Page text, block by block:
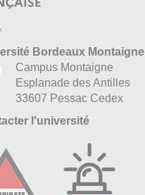
Bordeaux Montaigne
Campus Montaigne
Esplanade des Antilles
33607 Pessac Cedex
l'université